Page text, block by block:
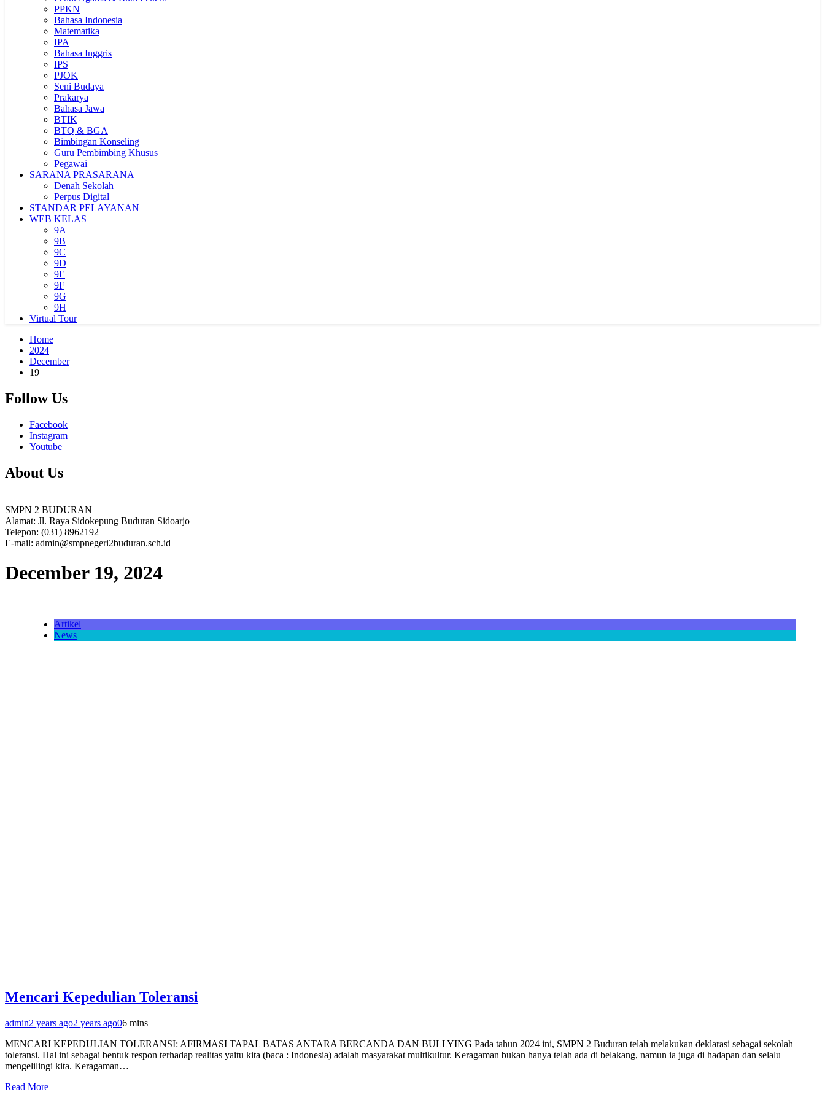
PPKN
Bahasa Indonesia
Matematika
IPA
Bahasa Inggris
IPS
PJOK
Seni Budaya
Prakarya
Bahasa Jawa
BTIK
BTQ & BGA
Bimbingan Konseling
Guru Pembimbing Khusus
Pegawai
SARANA PRASARANA
Denah Sekolah
Perpus Digital
STANDAR PELAYANAN
WEB KELAS
9A
9B
9C
9D
9E
9F
9G
9H
Virtual Tour
Home
2024
December
19
Follow Us
Facebook
Instagram
Youtube
About Us
SMPN 2 BUDURAN
Alamat: Jl. Raya Sidokepung Buduran Sidoarjo
Telepon: (031) 8962192
E-mail: admin@smpnegeri2buduran.sch.id
December 19, 2024
Artikel
News
Mencari Kepedulian Toleransi
admin2 years ago2 years ago06 mins
MENCARI KEPEDULIAN TOLERANSI: AFIRMASI TAPAL BATAS ANTARA BERCANDA DAN BULLYING Pada tahun 2024 ini, SMPN 2 Buduran telah melakukan deklarasi sebagai sekolah
toleransi. Hal ini sebagai bentuk respon terhadap realitas yaitu kita (baca : Indonesia) adalah masyarakat multikultur. Keragaman bukan hanya telah ada di belakang, namun ia juga di hadapan dan selalu
mengelilingi kita. Keragaman…
Read More